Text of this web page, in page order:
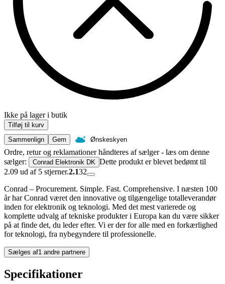
Ikke på lager i butik
Tilføj til kurv
Sammenlign
Gem Ønskeskyen
Ordre, retur og reklamationer håndteres af sælger - læs om denne
sælger:
Conrad Elektronik DK Dette produkt er blevet bedømt til
2.09 ud af 5 stjerner.2.132
Conrad – Procurement. Simple. Fast. Comprehensive. I næsten 100
år har Conrad været den innovative og tilgængelige totalleverandør
inden for elektronik og teknologi. Med det mest varierede og
komplette udvalg af tekniske produkter i Europa kan du være sikker
på at finde det, du leder efter. Vi er der for alle med en forkærlighed
for teknologi, fra nybegyndere til professionelle.
Sælges af1 andre partnere
Specifikationer